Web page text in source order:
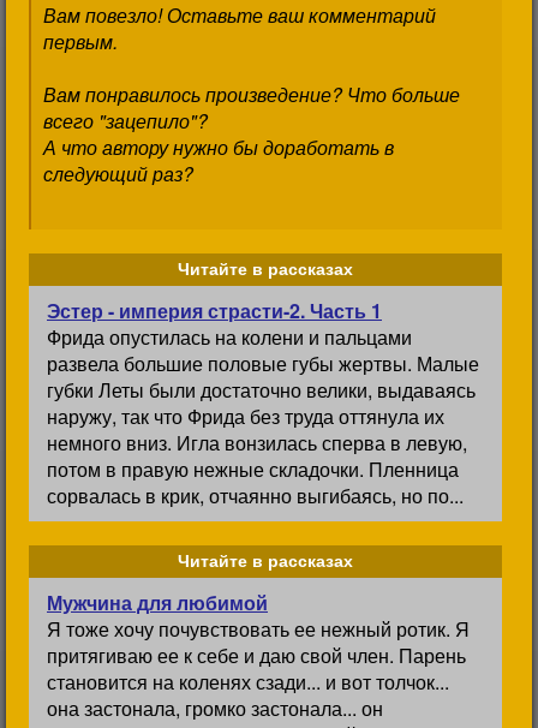
Вам повезло! Оставьте ваш комментарий
первым.
Вам понравилось произведение? Что больше
всего "зацепило"?
А что автору нужно бы доработать в
следующий раз?
Читайте в рассказах
Эстер - империя страсти-2. Часть 1
Фрида опустилась на колени и пальцами
развела большие половые губы жертвы. Малые
губки Леты были достаточно велики, выдаваясь
наружу, так что Фрида без труда оттянула их
немного вниз. Игла вонзилась сперва в левую,
потом в правую нежные складочки. Пленница
сорвалась в крик, отчаянно выгибаясь, но по...
Читайте в рассказах
Мужчина для любимой
Я тоже хочу почувствовать ее нежный ротик. Я
притягиваю ее к себе и даю свой член. Парень
становится на коленях сзади... и вот толчок...
она застонала, громко застонала... он